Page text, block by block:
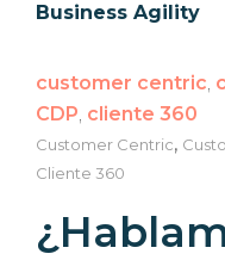
Business Agility
customer centric,
CDP, cliente 360
Customer Centric,
Cliente 360